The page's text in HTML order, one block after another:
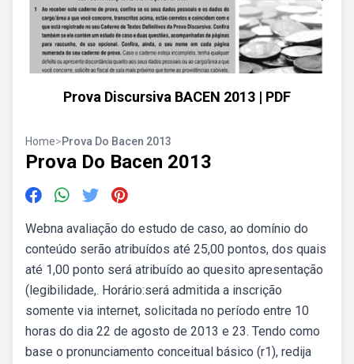
Prova Discursiva BACEN 2013 | PDF
Home>Prova Do Bacen 2013
Prova Do Bacen 2013
Webna avaliação do estudo de caso, ao domínio do
conteúdo serão atribuídos até 25,00 pontos, dos quais
até 1,00 ponto será atribuído ao quesito apresentação
(legibilidade,. Horário:será admitida a inscrição
somente via internet, solicitada no período entre 10
horas do dia 22 de agosto de 2013 e 23. Tendo como
base o pronunciamento conceitual básico (r1), redija